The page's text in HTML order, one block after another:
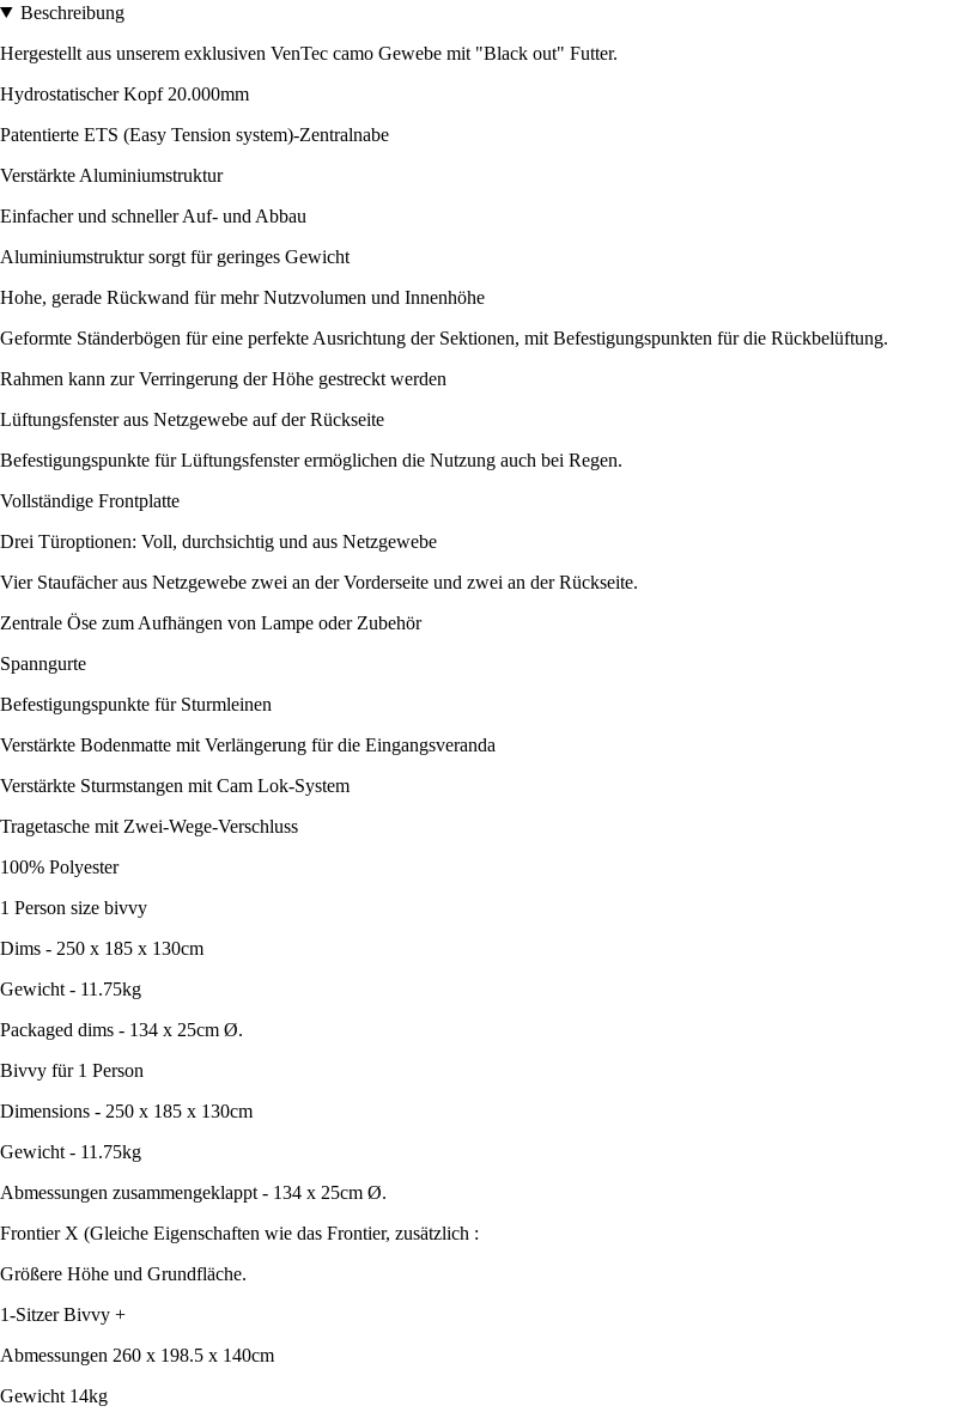
Beschreibung
Hergestellt aus unserem exklusiven VenTec camo Gewebe mit "Black out" Futter.
Hydrostatischer Kopf 20.000mm
Patentierte ETS (Easy Tension system)-Zentralnabe
Verstärkte Aluminiumstruktur
Einfacher und schneller Auf- und Abbau
Aluminiumstruktur sorgt für geringes Gewicht
Hohe, gerade Rückwand für mehr Nutzvolumen und Innenhöhe
Geformte Ständerbögen für eine perfekte Ausrichtung der Sektionen, mit Befestigungspunkten für die Rückbelüftung.
Rahmen kann zur Verringerung der Höhe gestreckt werden
Lüftungsfenster aus Netzgewebe auf der Rückseite
Befestigungspunkte für Lüftungsfenster ermöglichen die Nutzung auch bei Regen.
Vollständige Frontplatte
Drei Türoptionen: Voll, durchsichtig und aus Netzgewebe
Vier Staufächer aus Netzgewebe zwei an der Vorderseite und zwei an der Rückseite.
Zentrale Öse zum Aufhängen von Lampe oder Zubehör
Spanngurte
Befestigungspunkte für Sturmleinen
Verstärkte Bodenmatte mit Verlängerung für die Eingangsveranda
Verstärkte Sturmstangen mit Cam Lok-System
Tragetasche mit Zwei-Wege-Verschluss
100% Polyester
1 Person size bivvy
Dims - 250 x 185 x 130cm
Gewicht - 11.75kg
Packaged dims - 134 x 25cm Ø.
Bivvy für 1 Person
Dimensions - 250 x 185 x 130cm
Gewicht - 11.75kg
Abmessungen zusammengeklappt - 134 x 25cm Ø.
Frontier X (Gleiche Eigenschaften wie das Frontier, zusätzlich :
Größere Höhe und Grundfläche.
1-Sitzer Bivvy +
Abmessungen 260 x 198.5 x 140cm
Gewicht 14kg